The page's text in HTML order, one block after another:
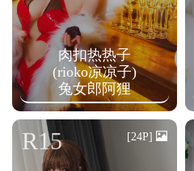
肉扣热热子
(rioko凉凉子)
兔女郎阿狸
R15 [24P]